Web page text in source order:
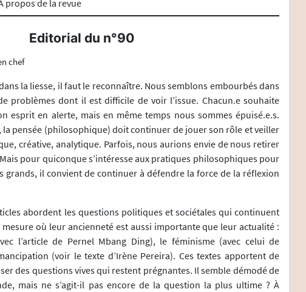
propos de la revue
Editorial du n°90
chef
la liesse, il faut le reconnaître. Nous semblons embourbés dans
problèmes dont il est difficile de voir l’issue. Chacun.e souhaite
esprit en alerte, mais en même temps nous sommes épuisé.e.s.
la pensée (philosophique) doit continuer de jouer son rôle et veiller
créative, analytique. Parfois, nous aurions envie de nous retirer
pour quiconque s’intéresse aux pratiques philosophiques pour
grands, il convient de continuer à défendre la force de la réflexion
abordent les questions politiques et sociétales qui continuent
où leur ancienneté est aussi importante que leur actualité :
l’article de Pernel Mbang Ding), le féminisme (avec celui de
(voir le texte d’Irène Pereira). Ces textes apportent de
des questions vives qui restent prégnantes. Il semble démodé de
mais ne s’agit-il pas encore de la question la plus ultime ? À